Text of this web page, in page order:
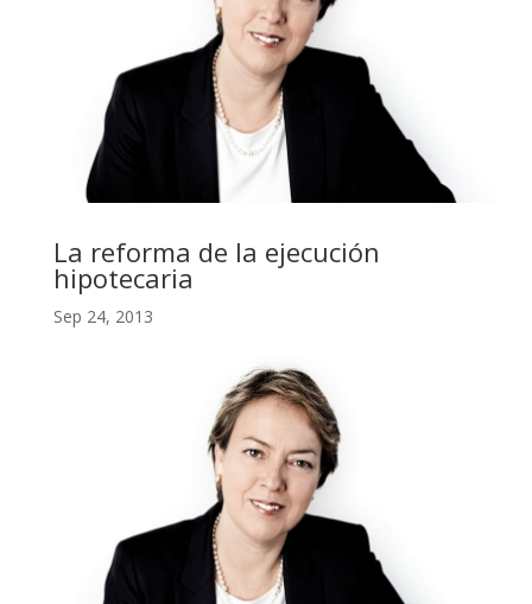
La reforma de la ejecución
hipotecaria
Sep 24, 2013